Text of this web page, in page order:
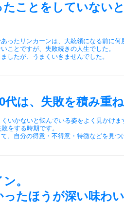
たことをしていない
ったリンカーンは、大統領になる前に何
ことですが、失敗続きの人生でした。
したが、うまくいきませんでした。
は、失敗を積み重ね
いかないと悩んでいる姿をよく見かけま
をする時期です。
、自分の得意・不得意・特徴などを見つ
。
ったほうが深い味わい